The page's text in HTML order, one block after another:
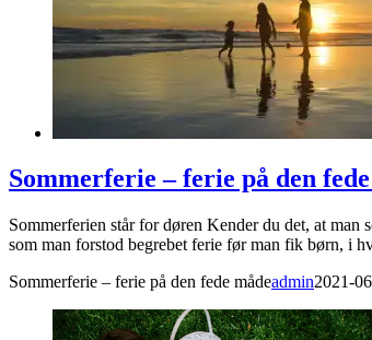
Sommerferie – ferie på den
Sommerferien står for døren Kender du det, at
som man forstod begrebet ferie før man fik børn, i
Sommerferie – ferie på den fede mådeadmin2021-